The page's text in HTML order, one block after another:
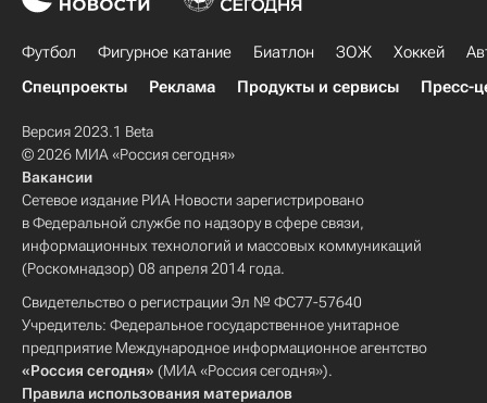
Футбол Фигурное катание Биатлон ЗОЖ Хоккей
Спецпроекты
Реклама Продукты и сервисы Пресс-
Версия 2023.1 Beta
© 2026 МИА «Россия сегодня»
Вакансии
Сетевое издание РИА Новости зарегистрировано
в Федеральной службе по надзору в сфере связи,
информационных технологий и массовых коммуникаций
(Роскомнадзор) 08 апреля 2014 года.
Свидетельство о регистрации Эл № ФС77-57640
Учредитель: Федеральное государственное унитарное
предприятие Международное информационное агентство
«Россия сегодня» (МИА «Россия сегодня»).
Правила использования материалов